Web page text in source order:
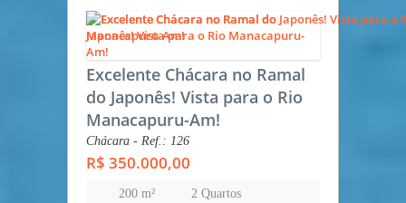
Excelente Chácara no Ramal
do Japonês! Vista para o Rio
Manacapuru-Am!
Chácara - Ref.: 126
R$ 350.000,00
200 m²
2 Quartos